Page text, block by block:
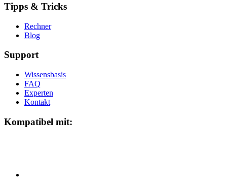
Tipps & Tricks
Rechner
Blog
Support
Wissensbasis
FAQ
Experten
Kontakt
Kompatibel mit: